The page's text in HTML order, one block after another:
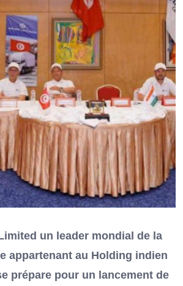
un leader mondial de la
appartenant au Holding indien
prépare pour un lancement de